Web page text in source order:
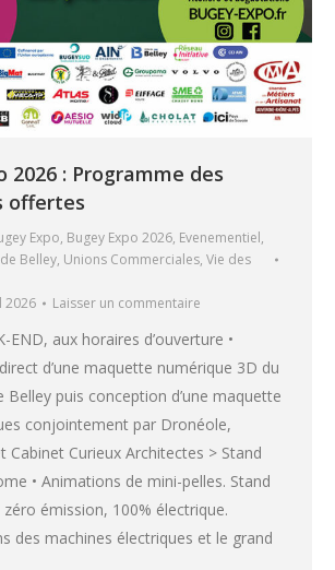
2026 : Programme des
offertes
Expo, Bugey Expo 2026, Evenementiel,
Belley, Unions Commerciales, Vie des
2026 Laisser un commentaire
END, aux horaires d’ouverture •
d’une maquette numérique 3D du
puis conception d’une maquette
conjointement par Dronéole,
Cabinet Curieux Architectes > Stand
• Animations de mini-pelles. Stand
émission, 100% électrique.
des machines électriques et le grand